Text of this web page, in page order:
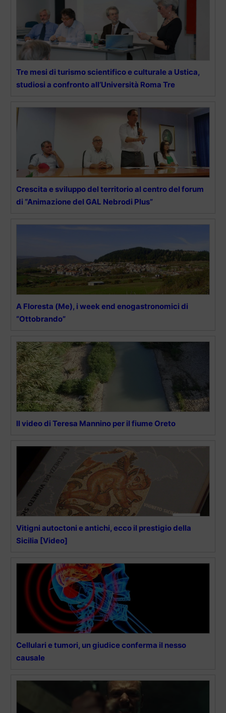
Tre mesi di turismo scientifico e culturale a Ustica,
studiosi a confronto all’Università Roma Tre
Crescita e sviluppo del territorio al centro del forum
di “Animazione del GAL Nebrodi Plus”
A Floresta (Me), i week end enogastronomici di
“Ottobrando”
Il video di Teresa Mannino per il fiume Oreto
Vitigni autoctoni e antichi, ecco il prestigio della
Sicilia [Video]
Cellulari e tumori, un giudice conferma il nesso
causale